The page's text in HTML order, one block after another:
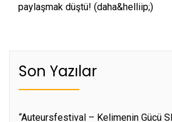
paylaşmak düştü! (daha&helliip;)
Son Yazılar
“Auteursfestival – Kelimenin Gücü